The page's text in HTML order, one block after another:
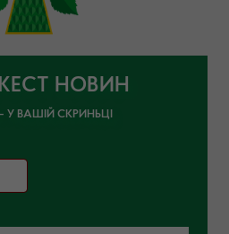
НОВИН
У ВАШІЙ СКРИНЬЦІ